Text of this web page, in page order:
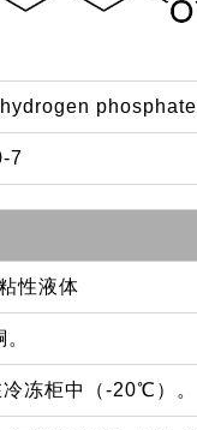
phosphate
7
性液体
冻柜中（-20℃）。